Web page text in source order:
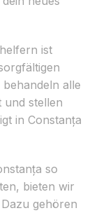
ist
alle
und stellen
in Constanța
so
bieten wir
gehören